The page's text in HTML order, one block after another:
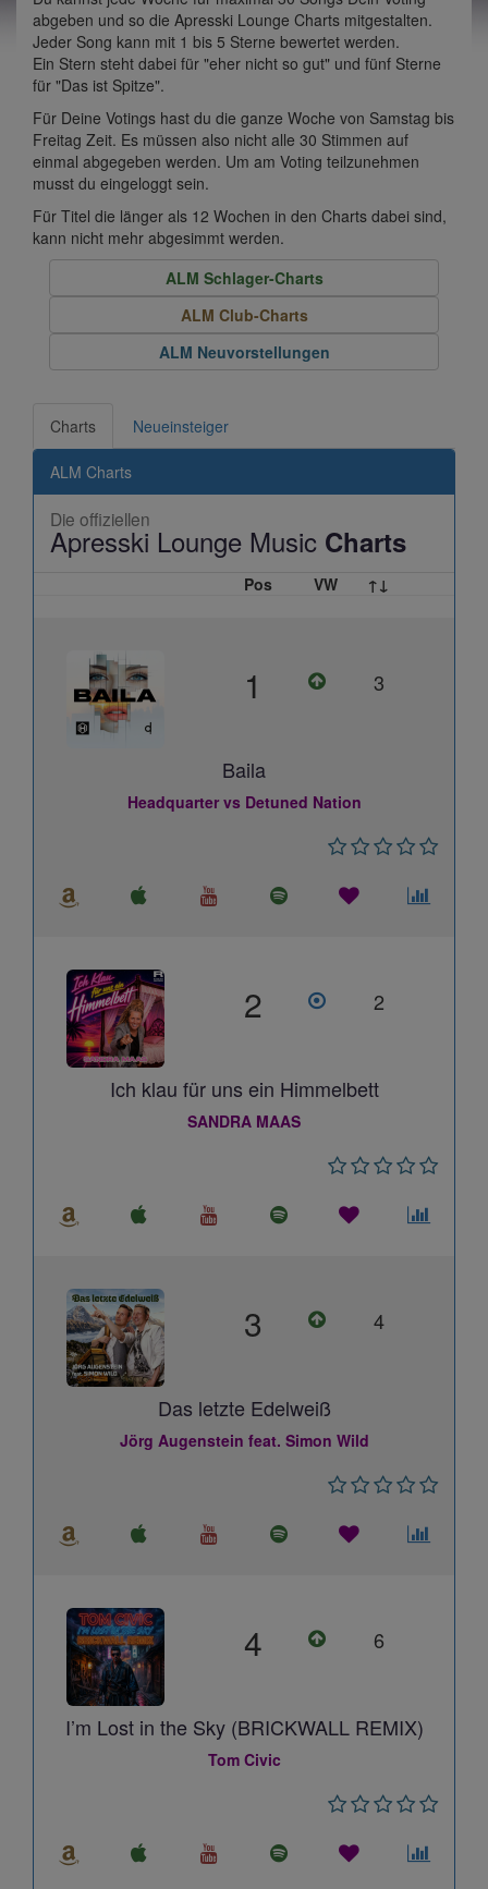
abgeben und so die Apresski Lounge Charts mitgestalten.
Jeder Song kann mit 1 bis 5 Sterne bewertet werden.
Ein Stern steht dabei für "eher nicht so gut" und fünf Sterne
für "Das ist Spitze".
Für Deine Votings hast du die ganze Woche von Samstag bis
Freitag Zeit. Es müssen also nicht alle 30 Stimmen auf
einmal abgegeben werden. Um am Voting teilzunehmen
musst du eingeloggt sein.
Für Titel die länger als 12 Wochen in den Charts dabei sind,
kann nicht mehr abgesimmt werden.
ALM Schlager-Charts
ALM Club-Charts
ALM Neuvorstellungen
Charts Neueinsteiger
ALM Charts
Die offiziellen
Apresski Lounge Music Charts
Pos VW ↑↓
1 3
Baila
Headquarter vs Detuned Nation
2 2
Ich klau für uns ein Himmelbett
SANDRA MAAS
3 4
Das letzte Edelweiß
Jörg Augenstein feat. Simon Wild
4 6
I’m Lost in the Sky (BRICKWALL REMIX)
Tom Civic